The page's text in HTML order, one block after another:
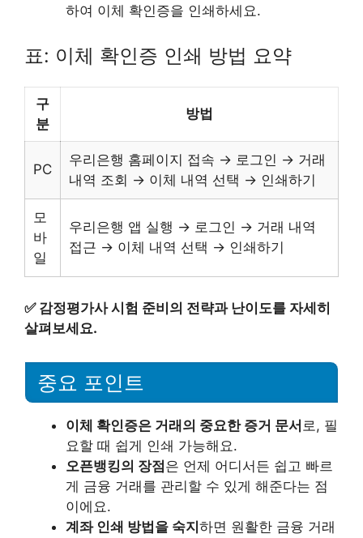
하여 이체 확인증을 인쇄하세요.
표: 이체 확인증 인쇄 방법 요약
구
분
방법
PC
우리은행 홈페이지 접속 → 로그인 → 거래
내역 조회 → 이체 내역 선택 → 인쇄하기
모
바
일
우리은행 앱 실행 → 로그인 → 거래 내역
접근 → 이체 내역 선택 → 인쇄하기
✅ 감정평가사 시험 준비의 전략과 난이도를 자세히
살펴보세요.
중요 포인트
이체 확인증은 거래의 중요한 증거 문서 로, 필
요할 때 쉽게 인쇄 가능해요.
오픈뱅킹의 장점 은 언제 어디서든 쉽고 빠르
게 금융 거래를 관리할 수 있게 해준다는 점
이에요.
계좌 인쇄 방법을 숙지 하면 원활한 금융 거래